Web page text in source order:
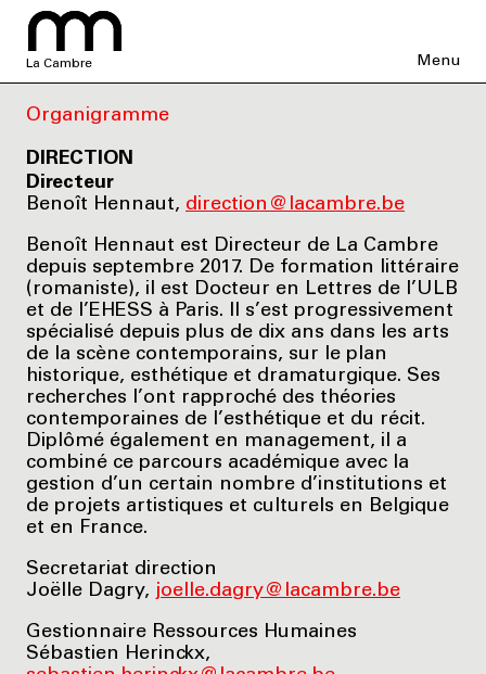
La Cambre Menu
Organigramme
DIRECTION
Directeur
Benoît Hennaut, direction@lacambre.be
Benoît Hennaut est Directeur de La Cambre
depuis septembre 2017. De formation littéraire
(romaniste), il est Docteur en Lettres de l’ULB
et de l’EHESS à Paris. Il s’est progressivement
spécialisé depuis plus de dix ans dans les arts
de la scène contemporains, sur le plan
historique, esthétique et dramaturgique. Ses
recherches l’ont rapproché des théories
contemporaines de l’esthétique et du récit.
Diplômé également en management, il a
combiné ce parcours académique avec la
gestion d’un certain nombre d’institutions et
de projets artistiques et culturels en Belgique
et en France.
Secretariat direction
Joëlle Dagry, joelle.dagry@lacambre.be
Gestionnaire Ressources Humaines
Sébastien Herinckx,